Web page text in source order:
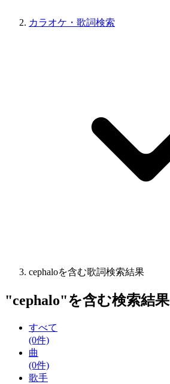
カラオケ・歌詞検索
cephaloを含む歌詞検索結果
"cephalo"を含む検索結果
すべて
(0件)
曲
(0件)
歌手